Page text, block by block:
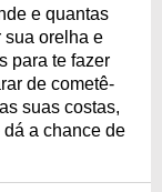
e quantas
sua orelha e
para te fazer
de cometê-
suas costas,
a chance de